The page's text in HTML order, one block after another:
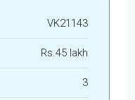
VK21143
Rs.45 lakh
3